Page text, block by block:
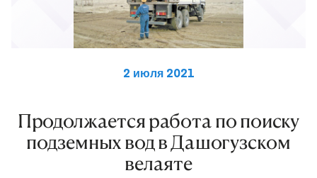
2 июля 2021
Продолжается работа по поиску
подземных вод в Дашогузском
велаяте